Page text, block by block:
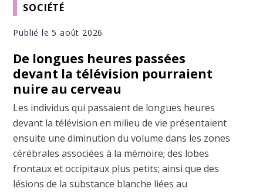
SOCIÉTÉ
Publié le 5 août 2026
De longues heures passées
devant la télévision pourraient
nuire au cerveau
Les individus qui passaient de longues heures
devant la télévision en milieu de vie présentaient
ensuite une diminution du volume dans les zones
cérébrales associées à la mémoire; des lobes
frontaux et occipitaux plus petits; ainsi que des
lésions de la substance blanche liées au